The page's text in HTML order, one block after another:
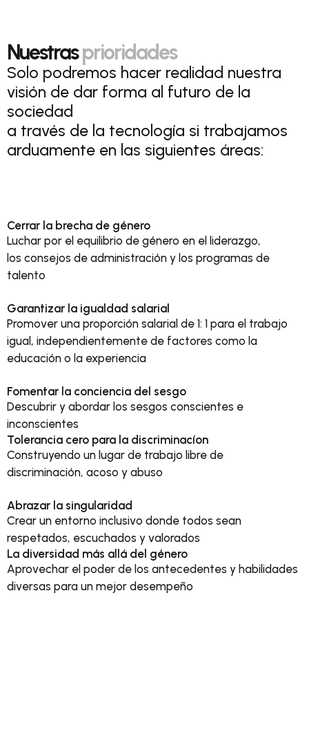
Nuestrasprioridades
Solo podremos hacer realidad nuestra
visión de dar forma al futuro de la
sociedad
a través de la tecnología si trabajamos
arduamente en las siguientes áreas:
Cerrar la brecha de género
Luchar por el equilibrio de género en el liderazgo,
los consejos de administración y los programas de
talento
Garantizar la igualdad salarial
Promover una proporción salarial de 1: 1 para el trabajo
igual, independientemente de factores como la
educación o la experiencia
Fomentar la conciencia del sesgo
Descubrir y abordar los sesgos conscientes e
inconscientes
Tolerancia cero para la discriminacíon
Construyendo un lugar de trabajo libre de
discriminación, acoso y abuso
Abrazar la singularidad
Crear un entorno inclusivo donde todos sean
respetados, escuchados y valorados
La diversidad más allá del género
Aprovechar el poder de los antecedentes y habilidades
diversas para un mejor desempeño